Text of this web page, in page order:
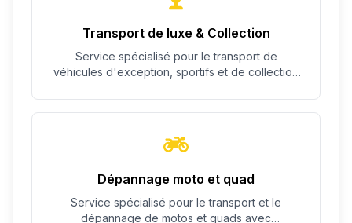
Transport de luxe & Collection
Service spécialisé pour le transport de
véhicules d'exception, sportifs et de collection
Dépannage moto et quad
Service spécialisé pour le transport et le
dépannage de motos et quads avec